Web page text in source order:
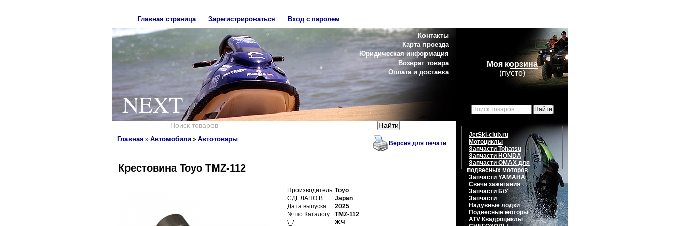
Главная страница Зарегистрироваться Вход с паролем
NEXT
Контакты
Карта проезда
Юридическая информация
Возврат товара
Оплата и доставка
Моя корзина
(пусто)
Главная » Автомобили » Автотовары
Версия для печати
Крестовина Toyo TMZ-112
Производитель:Toyo
СДЕЛАНО В:
Japan
Дата выпуска:
2025
№ по Каталогу: TMZ-112
\_/:
ЖЧ
JetSki-club.ru
Мотоциклы
Запчасти Tohatsu
Запчасти HONDA
Запчасти OMAX для
подвесных моторов
Запчасти YAMAHA
Свечи зажигания
Запчасти Б/У
Запчасти
Надувные лодки
Подвесные моторы
ATV Квадроциклы